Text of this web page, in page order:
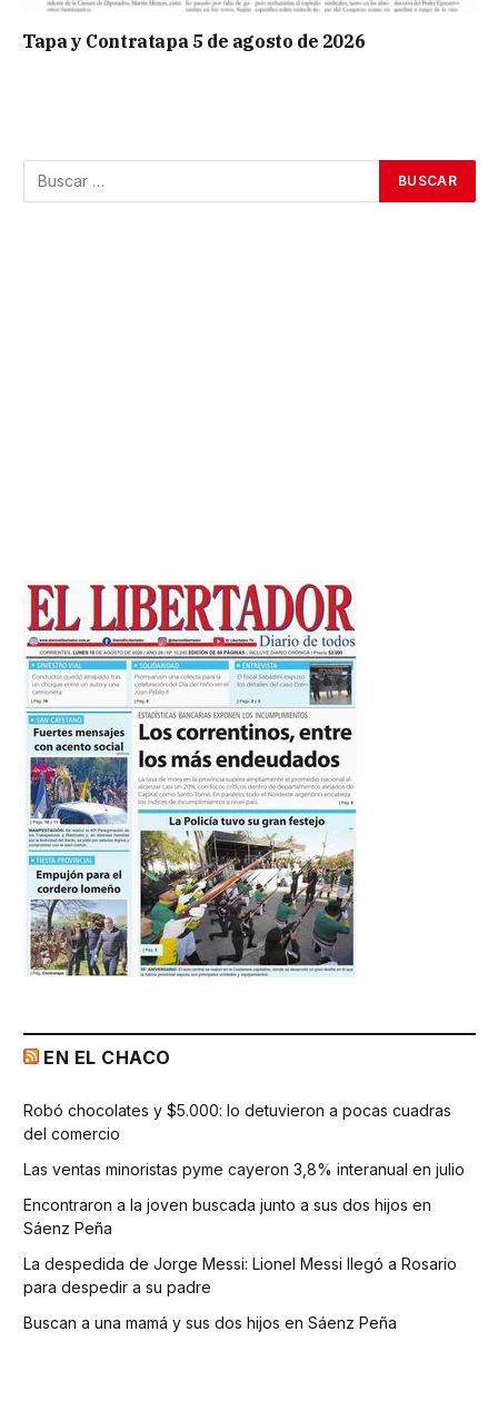
Tapa y Contratapa 5 de agosto de 2026
EN EL CHACO
Robó chocolates y $5.000: lo detuvieron a pocas cuadras
del comercio
Las ventas minoristas pyme cayeron 3,8% interanual en julio
Encontraron a la joven buscada junto a sus dos hijos en
Sáenz Peña
La despedida de Jorge Messi: Lionel Messi llegó a Rosario
para despedir a su padre
Buscan a una mamá y sus dos hijos en Sáenz Peña